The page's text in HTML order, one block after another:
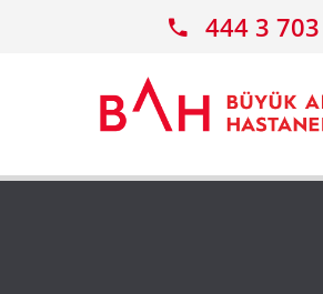
444 3 703